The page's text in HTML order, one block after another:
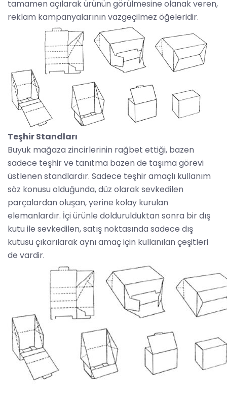
tamamen açılarak ürünün görülmesine olanak veren,
reklam kampanyalarının vazgeçilmez öğeleridir.
Teşhir Standları
Buyuk mağaza zincirlerinin rağbet ettiği, bazen
sadece teşhir ve tanıtma bazen de taşıma görevi
üstlenen standlardır. Sadece teşhir amaçlı kullanım
söz konusu olduğunda, düz olarak sevkedilen
parçalardan oluşan, yerine kolay kurulan
elemanlardır. İçi ürünle doldurulduktan sonra bir dış
kutu ile sevkedilen, satış noktasında sadece dış
kutusu çıkarılarak aynı amaç için kullanılan çeşitleri
de vardir.